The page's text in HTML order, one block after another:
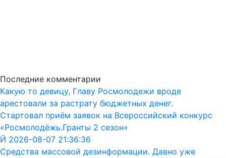
Последние комментарии
Какую то девицу, Главу Росмолодежи вроде
арестовали за растрату бюджетных денег.
Стартовал приём заявок на Всероссийский конкурс
«Росмолодёжь.Гранты 2 сезон»
Й 2026-08-07 21:36:36
Средства массовой дезинформации. Давно уже